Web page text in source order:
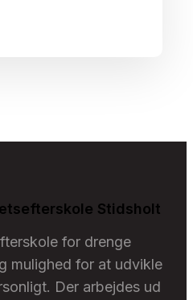
Stidsholt
for drenge
mulighed for at udvikle
Der arbejdes ud